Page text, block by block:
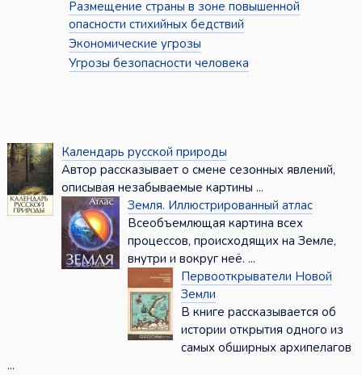
Размещение страны в зоне повышенной
опасности стихийных бедствий
Экономические угрозы
Угрозы безопасности человека
Календарь русской природы
Автор рассказывает о смене сезонных явлений,
описывая незабываемые картины ...
Земля. Иллюстрированный атлас
Всеобъемлющая картина всех
процессов, происходящих на Земле,
внутри и вокруг неё. ...
Первооткрыватели Новой
Земли
В книге рассказывается об
истории открытия одного из
самых обширных архипелагов
...